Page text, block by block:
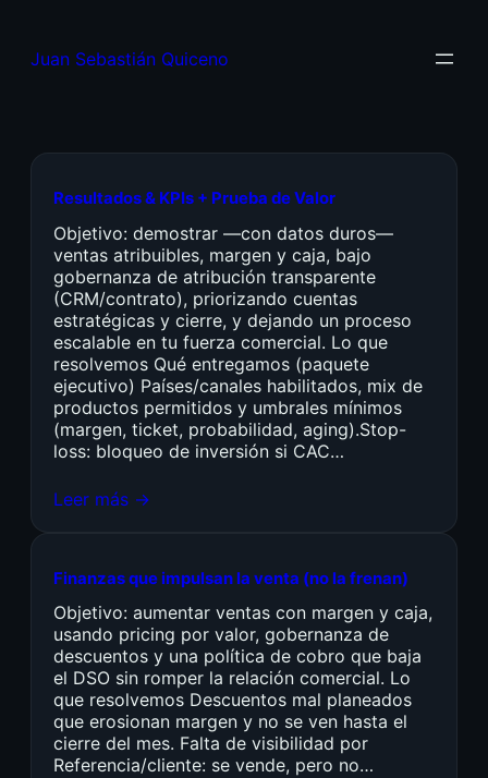
Juan Sebastián Quiceno
Resultados & KPIs + Prueba de Valor
Objetivo: demostrar —con datos duros—
ventas atribuibles, margen y caja, bajo
gobernanza de atribución transparente
(CRM/contrato), priorizando cuentas
estratégicas y cierre, y dejando un proceso
escalable en tu fuerza comercial. Lo que
resolvemos Qué entregamos (paquete
ejecutivo) Países/canales habilitados, mix de
productos permitidos y umbrales mínimos
(margen, ticket, probabilidad, aging).Stop-
loss: bloqueo de inversión si CAC…
Leer más →
Finanzas que impulsan la venta (no la frenan)
Objetivo: aumentar ventas con margen y caja,
usando pricing por valor, gobernanza de
descuentos y una política de cobro que baja
el DSO sin romper la relación comercial. Lo
que resolvemos Descuentos mal planeados
que erosionan margen y no se ven hasta el
cierre del mes. Falta de visibilidad por
Referencia/cliente: se vende, pero no…